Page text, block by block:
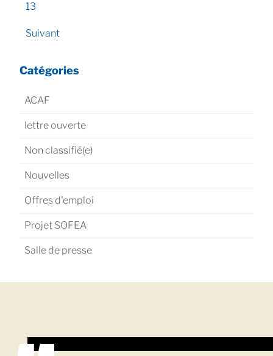
13
Suivant
Catégories
ACAF
lettre ouverte
Non classifié(e)
Nouvelles
Offres d'emploi
Projet SOFEA
Salle de presse